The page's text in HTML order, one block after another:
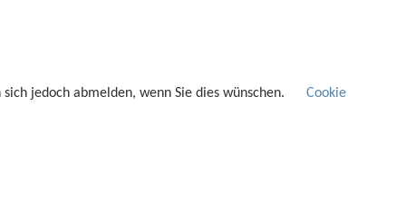
jedoch abmelden, wenn Sie dies wünschen.
Cookie